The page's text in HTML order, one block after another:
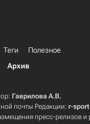
Теги
Полезное
Архив
Гаврилова А.В.
почты Редакции: r-
пресс-релизов и